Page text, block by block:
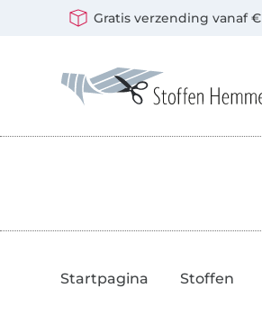
Opent een nieuw vensterGratis verzending vanaf €
Startpagina Stoffen
Je kunt bij ons betalen met de
Onze transporteurs zijn: DHL en DPD
Wissel naar de Duitse shop